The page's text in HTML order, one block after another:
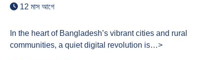
12 মাস আগে
In the heart of Bangladesh’s vibrant cities and rural
communities, a quiet digital revolution is…>